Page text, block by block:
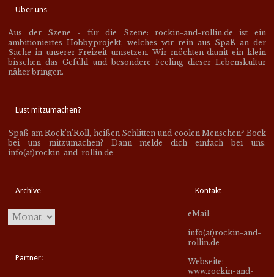
Über uns
Aus der Szene - für die Szene: rockin-and-rollin.de ist ein
ambitioniertes Hobbyprojekt, welches wir rein aus Spaß an der
Sache in unserer Freizeit umsetzen. Wir möchten damit ein klein
bisschen das Gefühl und besondere Feeling dieser Lebenskultur
näher bringen.
Lust mitzumachen?
Spaß am Rock’n’Roll, heißen Schlitten und coolen Menschen? Bock
bei uns mitzumachen? Dann melde dich einfach bei uns:
info(at)rockin-and-rollin.de
Archive
Partner:
Kontakt
eMail:
info(at)rockin-and-
rollin.de
Webseite:
www.rockin-and-